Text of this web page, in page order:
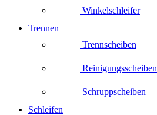
Winkelschleifer
Trennen
Trennscheiben
Reinigungsscheiben
Schruppscheiben
Schleifen